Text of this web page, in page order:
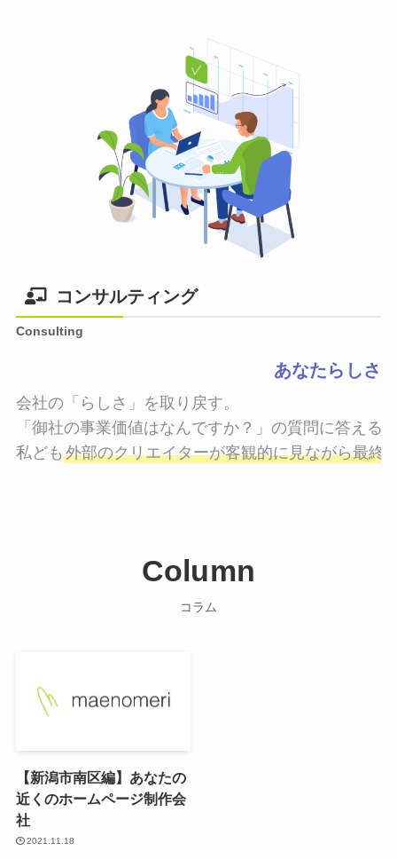
コンサルティング
Consulting
あなたらしさ
会社の「らしさ」を取り戻す。
「御社の事業価値はなんですか？」の質問に答える
私ども 外部のクリエイターが客観的に見ながら最終
Column
コラム
【新潟市南区編】あなたの
近くのホームページ制作会
社
2021.11.18